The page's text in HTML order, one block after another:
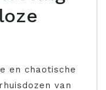
en chaotische
van